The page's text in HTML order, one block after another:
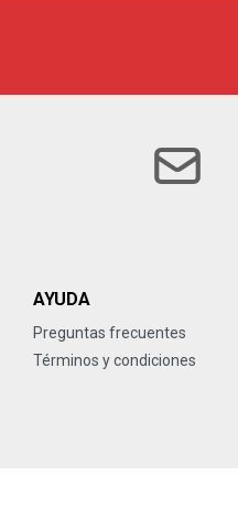
AYUDA
Preguntas frecuentes
Términos y condiciones